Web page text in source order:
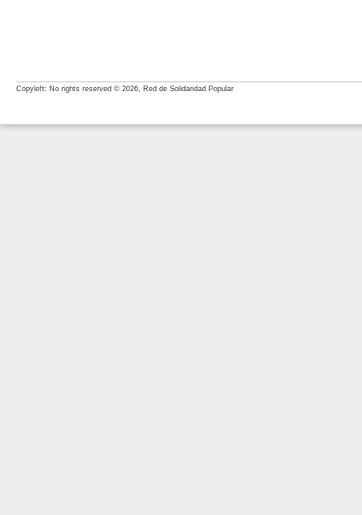
Copyleft: No rights reserved © 2026, Red de Solidaridad Popular